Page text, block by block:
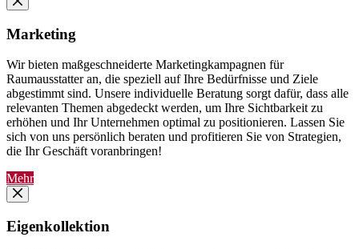
Marketing
Wir bieten maßgeschneiderte Marketingkampagnen für
Raumausstatter an, die speziell auf Ihre Bedürfnisse und Ziele
abgestimmt sind. Unsere individuelle Beratung sorgt dafür, dass alle
relevanten Themen abgedeckt werden, um Ihre Sichtbarkeit zu
erhöhen und Ihr Unternehmen optimal zu positionieren. Lassen Sie
sich von uns persönlich beraten und profitieren Sie von Strategien,
die Ihr Geschäft voranbringen!
Mehr
Eigenkollektion